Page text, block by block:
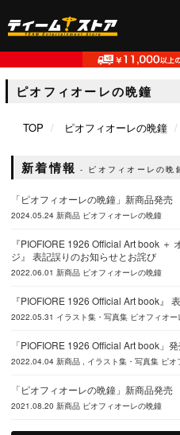
ピオフィオーレの晩鐘
TOP ピオフィオーレの晩鐘
新着情報 ピオフィオーレの晩
「ピオフィオーレの晩鐘」新商品発売
2024.05.24 新商品 ピオフィオーレの晩鐘
『PIOFIORE 1926 Official Art book
ジ』 表記誤りのお知らせとお詫び
2022.06.01 新商品 ピオフィオーレの晩鐘
『PIOFIORE 1926 Official Art book』
2022.05.31 イラスト集・写真集 ピオフィオ
「PIOFIORE 1926 Official Art book」
2022.04.04 新商品 イラスト集・写真集 ピオ
「ピオフィオーレの晩鐘」新商品発売
2021.08.20 新商品 ピオフィオーレの晩鐘